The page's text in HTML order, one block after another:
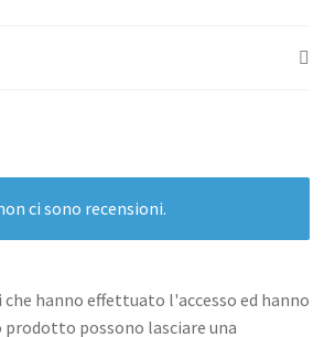
ci sono recensioni.
hanno effettuato l'accesso ed hanno
possono lasciare una